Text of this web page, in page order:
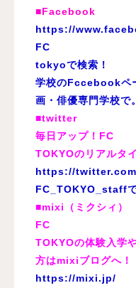
■Facebook
https://
FC
tokyoで検索！
学校のFccebookペ
画・俳優専門学校で。
■twitter
毎日アップ！FC
TOKYOのリアルタ
https://
FC_TOKYO_staffで
■mixi（ミクシィ）
FC
TOKYOの体験入学
方はmixiブログへ！
https://mixi.jp/